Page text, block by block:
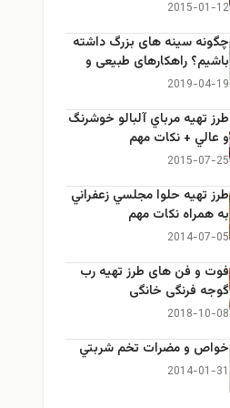
2015-01-12
چگونه سینه های بزرگ داشته
باشیم؟ راهکارهای طبیعی و
خانگی برای بزرگ کردن سینه
2019-04-19
طرز تهيه مرباي آلبالو خوشرنگ
و عالي + نكات مهم
2015-07-25
طرز تهيه حلوا مجلسي زعفراني
به همراه نكات مهم
2014-07-05
فوت و فن های طرز تهیه رب
گوجه فرنگی خانگی
2018-10-08
خواص و مضرات تخم شربتي
2014-01-31